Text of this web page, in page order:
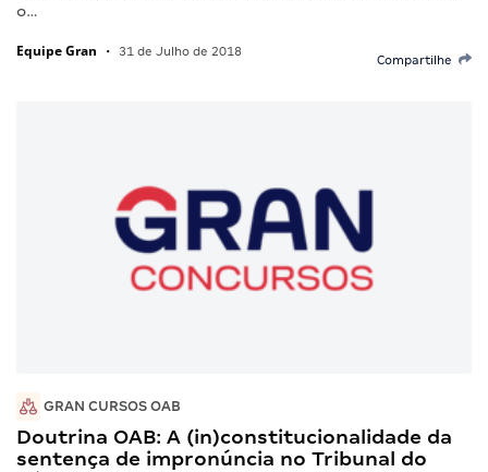
o…
Equipe Gran • 31 de Julho de 2018
Compartilhe
GRAN CURSOS OAB
Doutrina OAB: A (in)constitucionalidade da
sentença de impronúncia no Tribunal do